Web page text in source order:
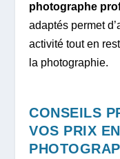
photographe
adaptés permet
activité tout en
la photographie.
CONSEILS
VOS PRIX